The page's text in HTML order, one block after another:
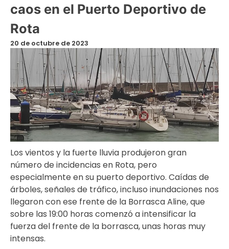
caos en el Puerto Deportivo de
Rota
20 de octubre de 2023
Los vientos y la fuerte lluvia produjeron gran
número de incidencias en Rota, pero
especialmente en su puerto deportivo. Caídas de
árboles, señales de tráfico, incluso inundaciones nos
llegaron con ese frente de la Borrasca Aline, que
sobre las 19:00 horas comenzó a intensificar la
fuerza del frente de la borrasca, unas horas muy
intensas.